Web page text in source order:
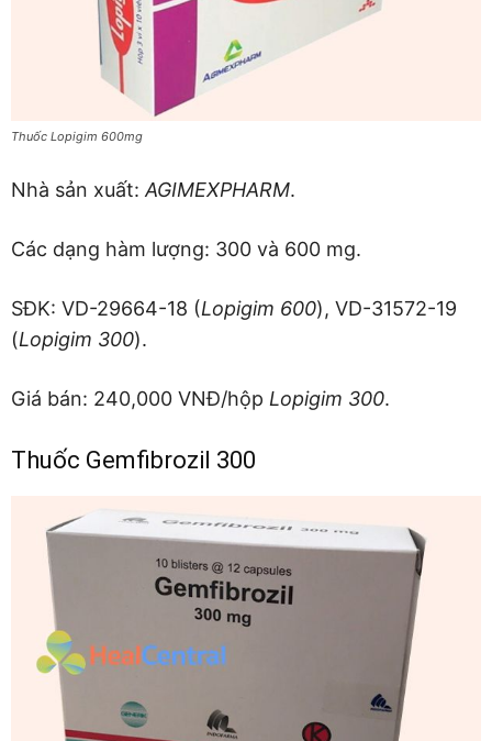
Thuốc Lopigim 600mg
Nhà sản xuất: AGIMEXPHARM.
Các dạng hàm lượng: 300 và 600 mg.
SĐK: VD-29664-18 (Lopigim 600), VD-31572-19
(Lopigim 300).
Giá bán: 240,000 VNĐ/hộp Lopigim 300.
Thuốc Gemfibrozil 300